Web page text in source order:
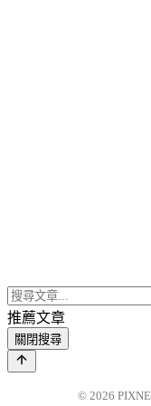
推薦文章
關閉搜尋
© 2026